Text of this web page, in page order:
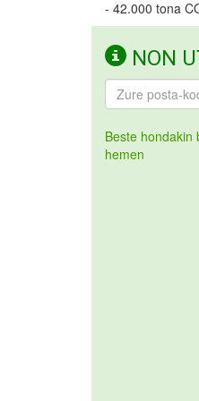
- 42.000 tona
NON
Beste hondakin
hemen